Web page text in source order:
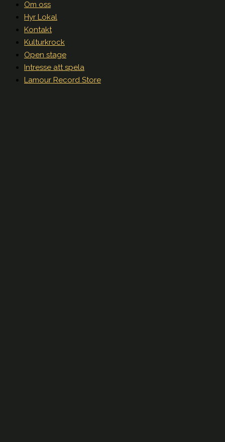
Om oss
Hyr Lokal
Kontakt
Kulturkrock
Open stage
Intresse att spela
Lamour Record Store